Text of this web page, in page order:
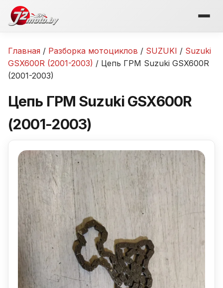
Перейти
Главная / Разборка мотоциклов / SUZUKI / Suzuki
GSX600R (2001-2003) / Цепь ГРМ Suzuki GSX600R
(2001-2003)
Цепь ГРМ Suzuki GSX600R
(2001-2003)